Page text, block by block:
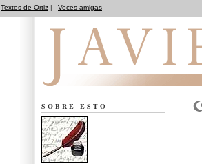
Textos de Ortiz | Voces amigas
SOBRE ESTO